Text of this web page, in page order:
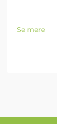
Se mere